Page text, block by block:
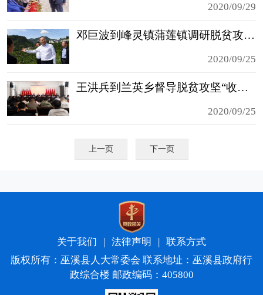
2020/09/29
邓巨波到峰灵镇蒲莲镇调研脱贫攻坚工作
2020/09/25
王洪兵到兰英乡督导脱贫攻坚“收官大决战”工作
2020/09/25
上一页 下一页
关于我们 | 法律声明 | 联系方式
版权所有：巫溪县人大常委会 联系地址：巫溪县政府行
政综合楼 邮政编码：405800